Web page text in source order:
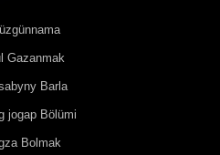
Gazanmak
Barla
jogap Bölümi
Bolmak